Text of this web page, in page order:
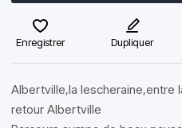
Enregistrer Dupliquer
Albertville,la lescheraine,entre
retour Albertville